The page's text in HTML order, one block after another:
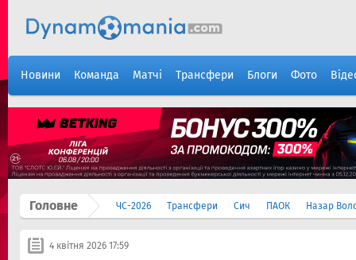
Новини Команда Матчі Трансфери Блоги Фото
Головне ЧС-2026 Трансфери Сич ПАОК Назар
4 квітня 2026 17:59